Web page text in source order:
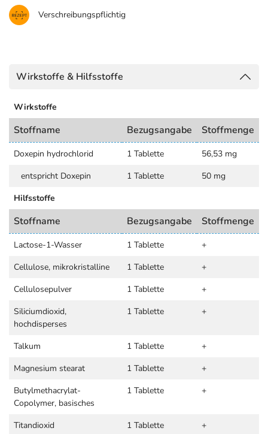
Verschreibungspflichtig
Wirkstoffe & Hilfsstoffe
Wirkstoffe
Stoffname Bezugsangabe Stoffmenge
Doxepin hydrochlorid 1 Tablette
56,53 mg
entspricht Doxepin
1 Tablette
50 mg
Hilfsstoffe
Stoffname Bezugsangabe Stoffmenge
Lactose-1-Wasser 1 Tablette
+
Cellulose, mikrokristalline
1 Tablette
+
Cellulosepulver
1 Tablette
+
Siliciumdioxid,
hochdisperses
1 Tablette +
Talkum 1 Tablette
+
Magnesium stearat
1 Tablette
+
Butylmethacrylat-
Copolymer, basisches
1 Tablette +
Titandioxid 1 Tablette +